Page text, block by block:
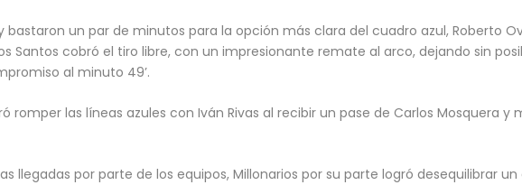
bastaron un par de minutos para la opción más clara del cuadro azul, Roberto
Santos cobró el tiro libre, con un impresionante remate al arco, dejando sin
al minuto 49’.
romper las líneas azules con Iván Rivas al recibir un pase de Carlos Mosquera
llegadas por parte de los equipos, Millonarios por su parte logró desequilibrar